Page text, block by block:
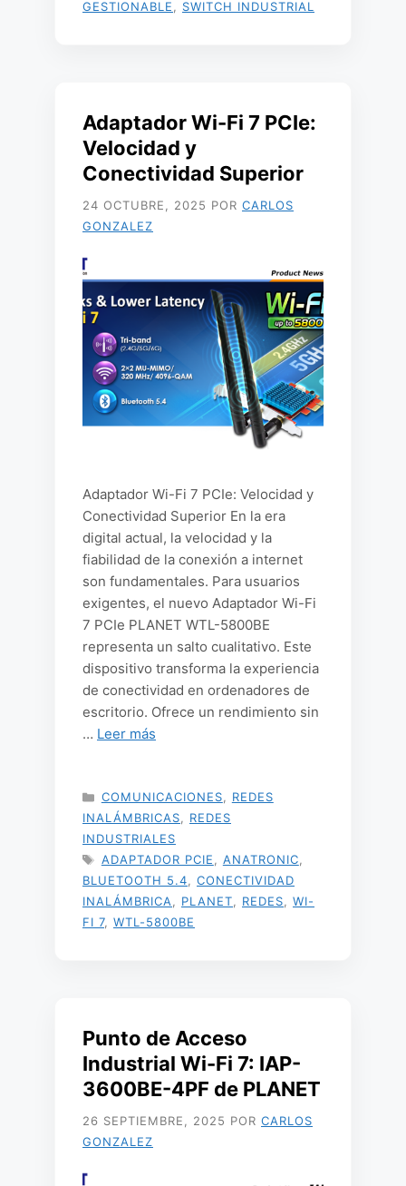
GESTIONABLE SWITCH INDUSTRIAL
Adaptador Wi-Fi 7 PCIe:
Velocidad y
Conectividad Superior
24 OCTUBRE, 2025 POR CARLOS
GONZALEZ
Adaptador Wi-Fi 7 PCIe: Velocidad y
Conectividad Superior En la era
digital actual, la velocidad y la
fiabilidad de la conexión a internet
son fundamentales. Para usuarios
exigentes, el nuevo Adaptador Wi-Fi
7 PCIe PLANET WTL-5800BE
representa un salto cualitativo. Este
dispositivo transforma la experiencia
de conectividad en ordenadores de
escritorio. Ofrece un rendimiento sin
… Leer más
CATEGORÍAS
COMUNICACIONES
REDES
INALÁMBRICAS
REDES
INDUSTRIALES
ETIQUETAS
ADAPTADOR PCIE ANATRONIC
BLUETOOTH 5.4
CONECTIVIDAD
INALÁMBRICA
PLANET REDES
WI-
FI 7, WTL-5800BE
Punto de Acceso
Industrial Wi-Fi 7: IAP-
3600BE-4PF de PLANET
26 SEPTIEMBRE, 2025 POR CARLOS
GONZALEZ